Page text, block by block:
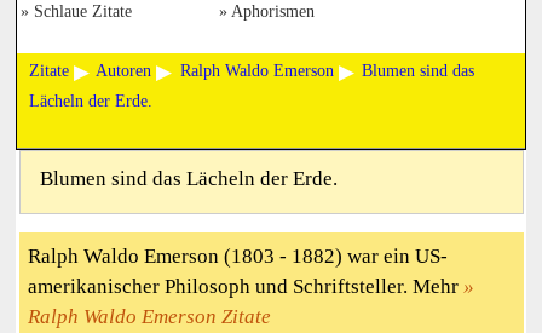
Schlaue Zitate Aphorismen
Zitate Autoren Ralph Waldo Emerson
Blumen sind das
Lächeln der Erde.
Blumen sind das Lächeln der Erde.
Ralph Waldo Emerson (1803 - 1882) war ein US-
amerikanischer Philosoph und Schriftsteller. Mehr
Ralph Waldo Emerson Zitate